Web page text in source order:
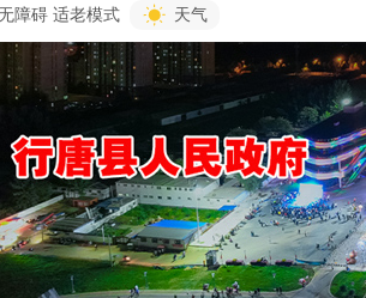
障碍 适老模式 天气